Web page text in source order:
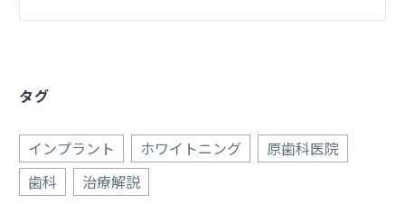
タグ
インプラント ホワイトニング
原歯科医院
歯科
治療解説